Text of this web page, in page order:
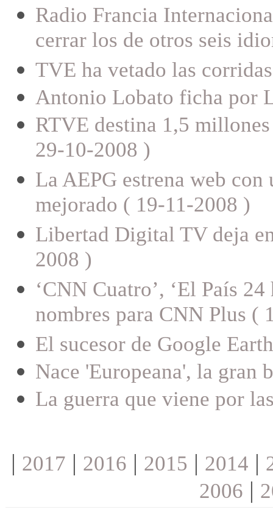
Radio Francia
cerrar los de otros seis
TVE ha vetado las
Antonio Lobato ficha por
RTVE destina 1,5
29-10-2008 )
La AEPG estrena web
mejorado ( 19-11-2008 )
Libertad Digital TV deja
2008 )
‘CNN Cuatro’, ‘El País
nombres para CNN Plus (
El sucesor de Google
Nace 'Europeana', la
La guerra que viene por
| 2017 | 2016 | 2015 | 2014 |
2006 |